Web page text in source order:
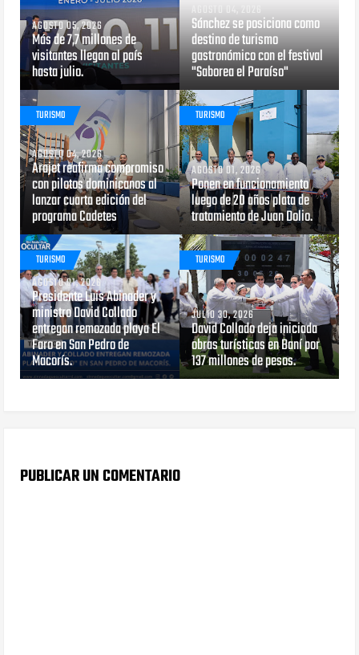
AGOSTO 05, 2026
Más de 7,7 millones de
visitantes llegan al país
hasta julio.
AGOSTO 04, 2026
Sánchez se posiciona como
destino de turismo
gastronómico con el festival
"Saborea el Paraíso"
TURISMO
AGOSTO 04, 2026
Arajet reafirma compromiso
con pilotos dominicanos al
lanzar cuarta edición del
programa Cadetes
TURISMO
AGOSTO 01, 2026
Ponen en funcionamiento
luego de 20 años plata de
tratamiento de Juan Dolio.
TURISMO
AGOSTO 01, 2026
Presidente Luis Abinader y
ministro David Collado
entregan remozada playa El
Faro en San Pedro de
Macorís.
TURISMO
JULIO 30, 2026
David Collado deja iniciada
obras turísticas en Baní por
137 millones de pesos.
PUBLICAR UN COMENTARIO